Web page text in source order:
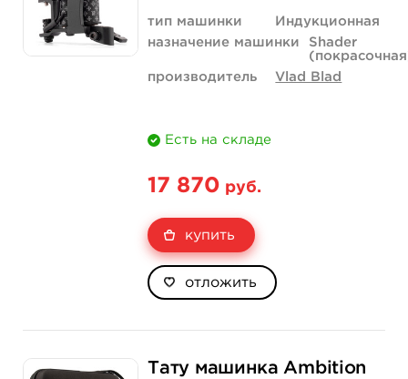
тип машинки
Индукционная
назначение машинки
Shader
производитель
Vlad Blad
Есть на складе
17 870 руб.
купить
отложить
Тату машинка Ambition